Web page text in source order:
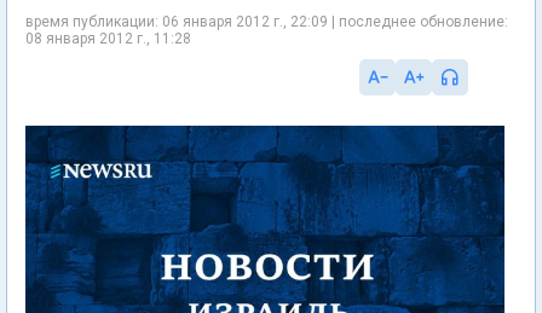
время публикации: 06 января 2012 г., 22:09 | последнее обновление:
08 января 2012 г., 11:28